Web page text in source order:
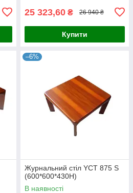
25 323,60 ₴ 26 940 ₴
Купити
–6%
Журнальний стіл YCT 875 S
(600*600*430H)
В наявності